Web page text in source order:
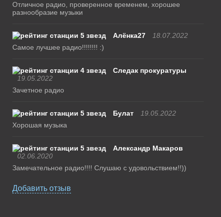
Отличное радио, проверенное временем, хорошее
разнообразие музыки
Алёнка27
18.07.2022
Самое лучшее радио!!!!!!!! :)
Следак прокуратуры
19.05.2022
Зачетное радио
Булат
19.05.2022
Хорошая музыка
Александр Макаров
02.06.2020
Замечательное радио!!!! Слушаю с удовольствием!!))
Добавить отзыв